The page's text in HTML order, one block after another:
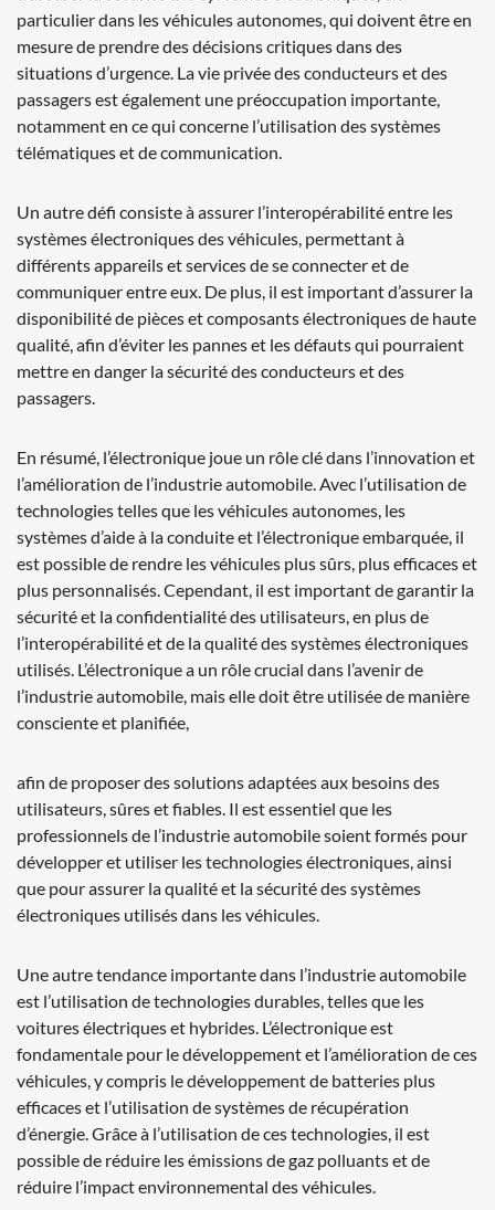
particulier dans les véhicules autonomes, qui doivent être en
mesure de prendre des décisions critiques dans des
situations d’urgence. La vie privée des conducteurs et des
passagers est également une préoccupation importante,
notamment en ce qui concerne l’utilisation des systèmes
télématiques et de communication.
Un autre défi consiste à assurer l’interopérabilité entre les
systèmes électroniques des véhicules, permettant à
différents appareils et services de se connecter et de
communiquer entre eux. De plus, il est important d’assurer la
disponibilité de pièces et composants électroniques de haute
qualité, afin d’éviter les pannes et les défauts qui pourraient
mettre en danger la sécurité des conducteurs et des
passagers.
En résumé, l’électronique joue un rôle clé dans l’innovation et
l’amélioration de l’industrie automobile. Avec l’utilisation de
technologies telles que les véhicules autonomes, les
systèmes d’aide à la conduite et l’électronique embarquée, il
est possible de rendre les véhicules plus sûrs, plus efficaces et
plus personnalisés. Cependant, il est important de garantir la
sécurité et la confidentialité des utilisateurs, en plus de
l’interopérabilité et de la qualité des systèmes électroniques
utilisés. L’électronique a un rôle crucial dans l’avenir de
l’industrie automobile, mais elle doit être utilisée de manière
consciente et planifiée,
afin de proposer des solutions adaptées aux besoins des
utilisateurs, sûres et fiables. Il est essentiel que les
professionnels de l’industrie automobile soient formés pour
développer et utiliser les technologies électroniques, ainsi
que pour assurer la qualité et la sécurité des systèmes
électroniques utilisés dans les véhicules.
Une autre tendance importante dans l’industrie automobile
est l’utilisation de technologies durables, telles que les
voitures électriques et hybrides. L’électronique est
fondamentale pour le développement et l’amélioration de ces
véhicules, y compris le développement de batteries plus
efficaces et l’utilisation de systèmes de récupération
d’énergie. Grâce à l’utilisation de ces technologies, il est
possible de réduire les émissions de gaz polluants et de
réduire l’impact environnemental des véhicules.